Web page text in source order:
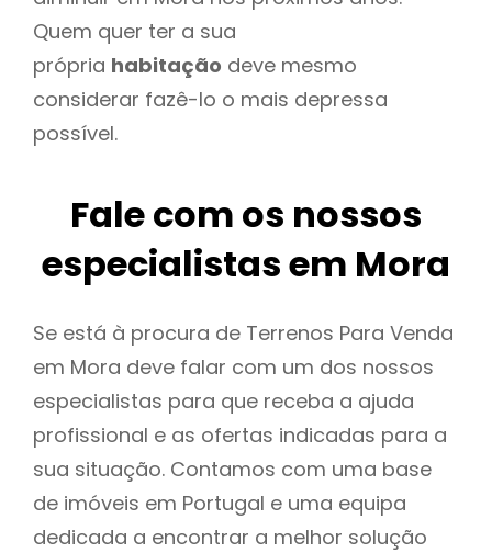
Quem quer ter a sua
própria habitação deve mesmo
considerar fazê-lo o mais depressa
possível.
Fale com os nossos
especialistas em Mora
Se está à procura de Terrenos Para Venda
em Mora deve falar com um dos nossos
especialistas para que receba a ajuda
profissional e as ofertas indicadas para a
sua situação. Contamos com uma base
de imóveis em Portugal e uma equipa
dedicada a encontrar a melhor solução